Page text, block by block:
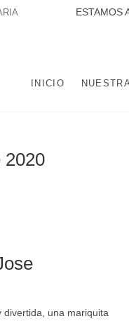
ESTAMOS
INICIO
2020
una mariquita